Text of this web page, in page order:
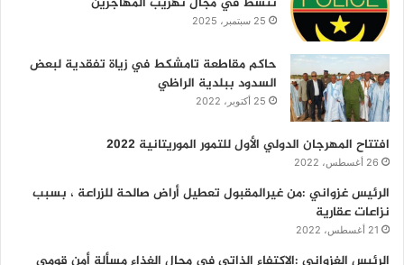
25 سبتمبر، 2025
حاكم مقاطعة تامشكط في زياة تفقدية لبعض
السدود ببلدية الراظي
25 أكتوبر، 2022
افتتاح المهرجان الدولي الأول للتمور الموريتانية 2022
26 أغسطس، 2022
الرئيس غزواني :من غيرالمقبول تعطيل أراض صالحة للزراعة ، بسبب
نزاعات عقارية
21 أغسطس، 2022